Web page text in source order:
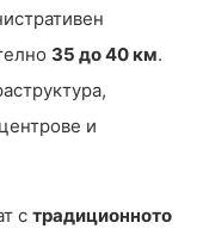
35 до 40 км.
и
с традиционното